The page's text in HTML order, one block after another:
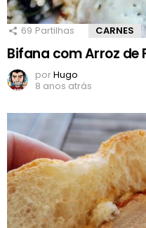
69 Partilhas CARNES
Bifana com Arroz de
porHugo
8 anos atrás